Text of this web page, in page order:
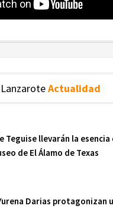
LanzaroteActualidad
Teguise llevarán la
de El Álamo de Texas
Darias protagonizan